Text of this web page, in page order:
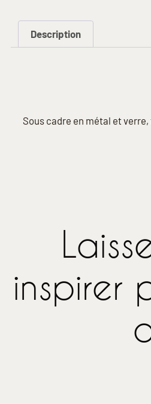
Description
Sous cadre en métal et
inspirer